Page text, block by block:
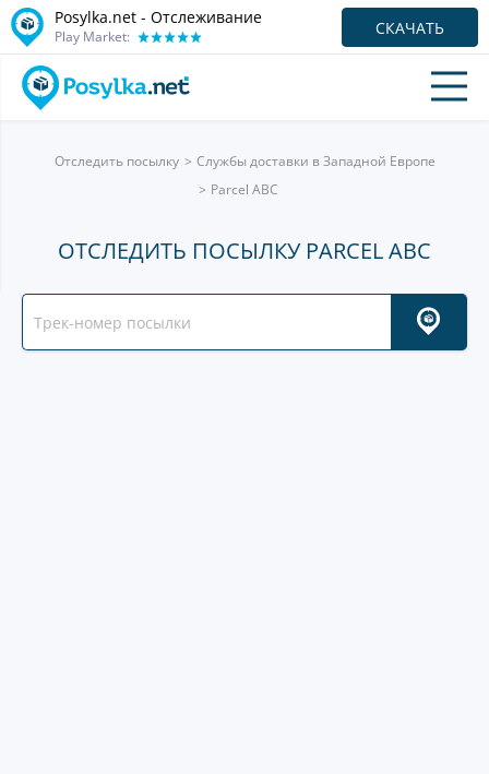
Posylka.net - Отслеживание
Play Market: СКАЧАТЬ
Отследить посылку
Службы доставки в Западной Европе
Parcel ABC
ОТСЛЕДИТЬ ПОСЫЛКУ PARCEL ABC